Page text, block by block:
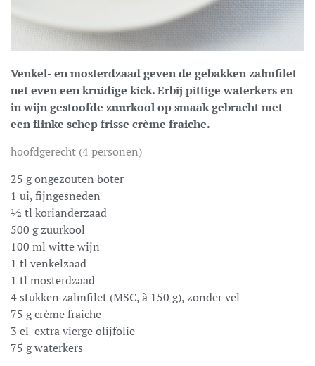
Venkel- en mosterdzaad geven de gebakken zalmfilet
net even een kruidige kick. Erbij pittige waterkers en
in wijn gestoofde zuurkool op smaak gebracht met
een flinke schep frisse crème fraiche.
hoofdgerecht (4 personen)
25 g ongezouten boter
1 ui, fijngesneden
½ tl korianderzaad
500 g zuurkool
100 ml witte wijn
1 tl venkelzaad
1 tl mosterdzaad
4 stukken zalmfilet (MSC, à 150 g), zonder vel
75 g crème fraiche
3 el extra vierge olijfolie
75 g waterkers